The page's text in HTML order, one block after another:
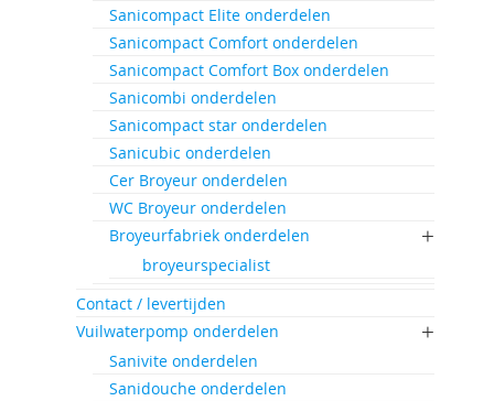
Sanicompact Elite onderdelen
Sanicompact Comfort onderdelen
Sanicompact Comfort Box onderdelen
Sanicombi onderdelen
Sanicompact star onderdelen
Sanicubic onderdelen
Cer Broyeur onderdelen
WC Broyeur onderdelen
Broyeurfabriek onderdelen
broyeurspecialist
Contact / levertijden
Vuilwaterpomp onderdelen
Sanivite onderdelen
Sanidouche onderdelen